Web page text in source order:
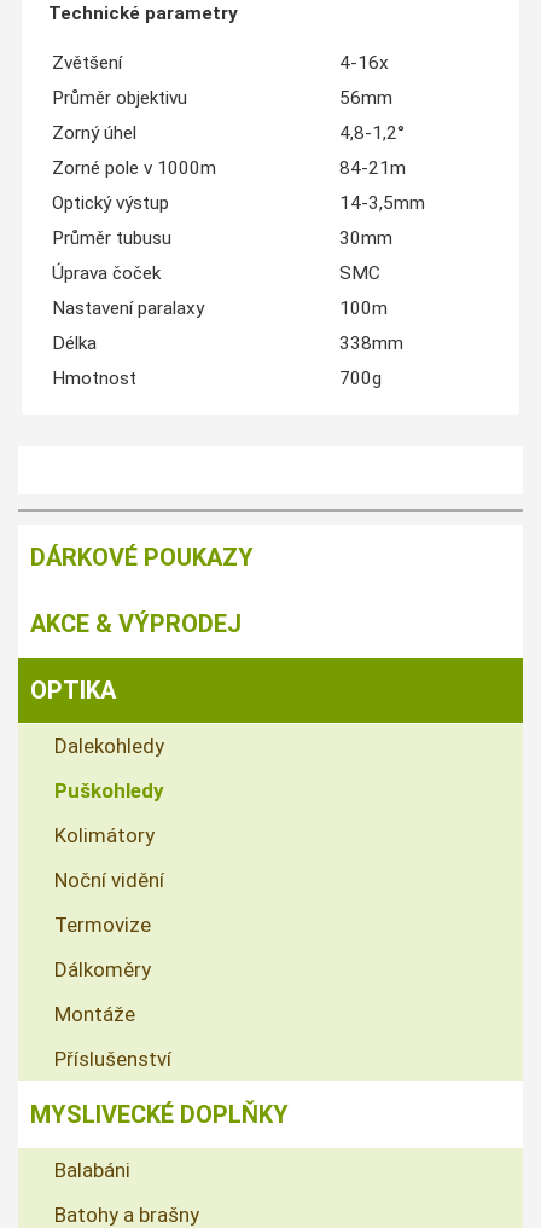
Technické parametry
Zvětšení
4-16x
Průměr objektivu
56mm
Zorný úhel
4,8-1,2°
Zorné pole v 1000m
84-21m
Optický výstup
14-3,5mm
Průměr tubusu
30mm
Úprava čoček
SMC
Nastavení paralaxy
100m
Délka
338mm
Hmotnost
700g
DÁRKOVÉ POUKAZY
AKCE & VÝPRODEJ
OPTIKA
Dalekohledy
Puškohledy
Kolimátory
Noční vidění
Termovize
Dálkoměry
Montáže
Příslušenství
MYSLIVECKÉ DOPLŇKY
Balabáni
Batohy a brašny